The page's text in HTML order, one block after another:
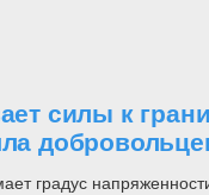
силы к
градус